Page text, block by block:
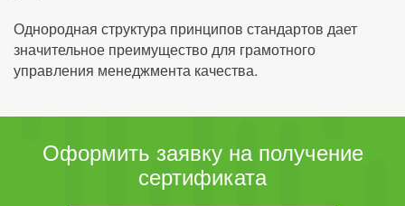
Однородная структура принципов стандартов дает
значительное преимущество для грамотного
управления менеджмента качества.
Оформить заявку на получение
сертификата